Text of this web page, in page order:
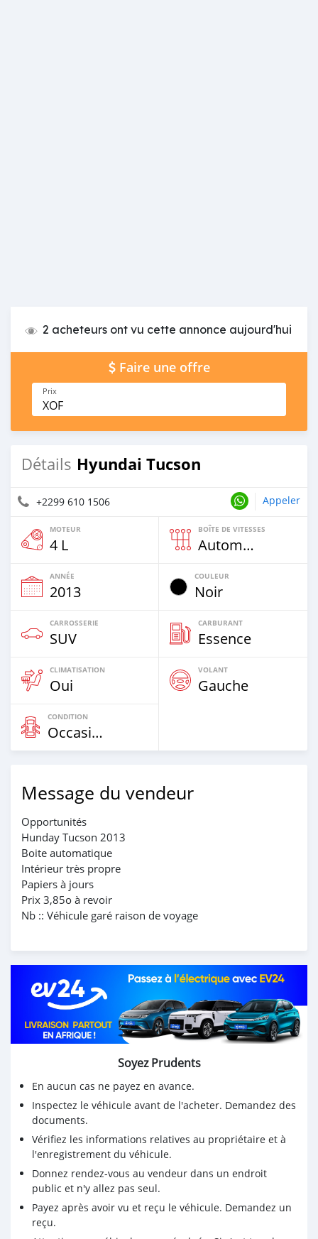
2 acheteurs ont vu cette annonce aujourd'hui
Faire une offre
Prix
XOF
Détails Hyundai Tucson
+2299 610 1506 Appeler
MOTEUR
4 L
BOÎTE DE VITESSES
Automatique
ANNÉE
2013
COULEUR
Noir
CARROSSERIE
SUV
CARBURANT
Essence
CLIMATISATION
Oui
VOLANT
Gauche
CONDITION
Occasion
Message du vendeur
Opportunités
Hunday Tucson 2013
Boite automatique
Intérieur très propre
Papiers à jours
Prix 3,85o à revoir
Nb :: Véhicule garé raison de voyage
Soyez Prudents
En aucun cas ne payez en avance.
Inspectez le véhicule avant de l'acheter. Demandez des
documents.
Vérifiez les informations relatives au propriétaire et à
l'enregistrement du véhicule.
Donnez rendez-vous au vendeur dans un endroit
public et n'y allez pas seul.
Payez après avoir vu et reçu le véhicule. Demandez un
reçu.